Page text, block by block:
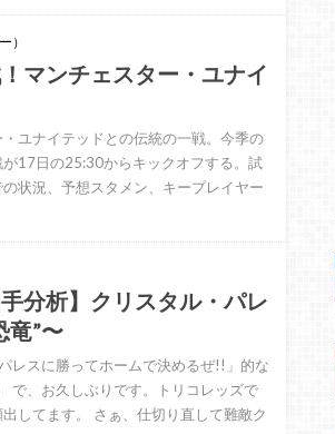
）
マンチェスター・ユナイ
ユナイテッドとの伝統の一戦。今季の
17日の25:30からキックオフする。試
状況、予想スタメン、キープレイヤー
分析】クリスタル・パレ
竜”〜
レスに勝ってホームで決めるぜ!!」的な
で、お久しぶりです。トリコレッズで
してます。 さぁ、仕切り直して難敵ク